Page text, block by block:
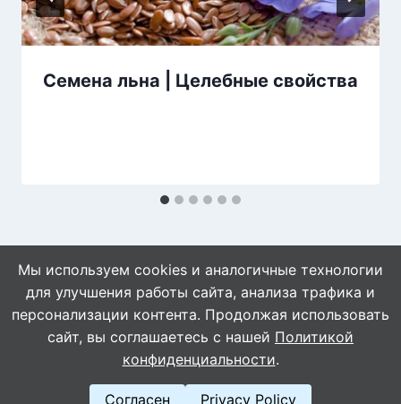
Семена льна | Целебные свойства
© 2026 Naget.Ru
Мы используем cookies и аналогичные технологии
для улучшения работы сайта, анализа трафика и
персонализации контента. Продолжая использовать
сайт, вы соглашаетесь с нашей Политикой
конфиденциальности.
Согласен Privacy Policy